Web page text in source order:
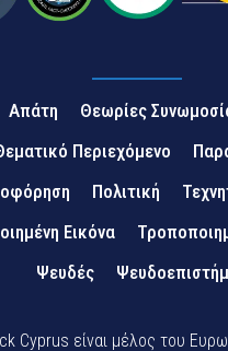
Απάτη
Θεωρίες
Περιεχόμενο
Πολιτική
Εικόνα
Ψευδές
Cyprus είναι μέλος του